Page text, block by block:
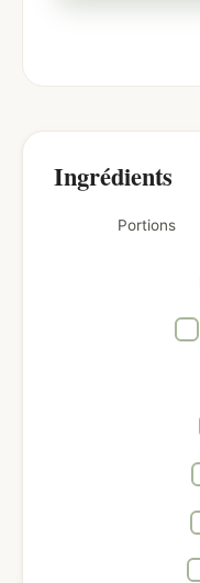
Ingrédients
Portions